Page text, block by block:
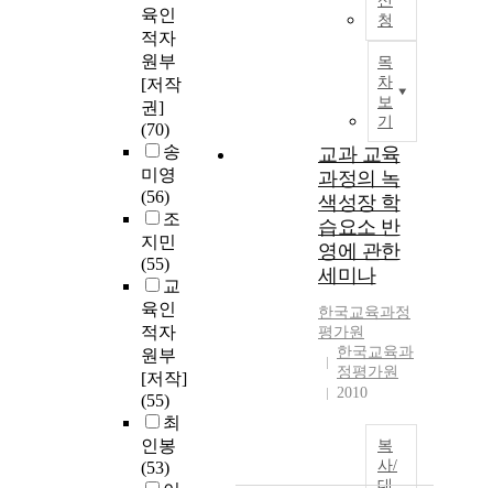
육인
적자
원부
[저작
권]
(70)
송
미영
(56)
조
지민
(55)
교
육인
적자
원부
[저작]
(55)
최
인봉
(53)
청
목
차
보
기
교과 교육
과정의 녹
색성장 학
습요소 반
영에 관한
세미나
한국교육과정
평가원
한국교육과
정평가원
2010
복
사/